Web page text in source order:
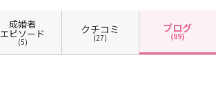
https://www.kk-bestpartner.jp/ 当
相談所はあなたの婚活を応援してい
ます❣
きです。今の時代、待っていても運
命の人は現れません。ましてや、仕
事と家の往復で異性との出会いのな
い環境にいたら、ご縁があるはずも
成婚者
エピソード
(5)
クチコミ
(27)
ブログ
(89)